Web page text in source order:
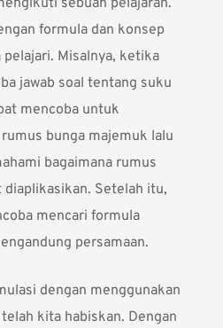
sebuah pelajaran.
formula dan konsep
Misalnya, ketika
jawab soal tentang suku
mencoba untuk
bunga majemuk lalu
bagaimana rumus
Setelah itu,
mencari formula
persamaan.
dengan menggunakan
kita habiskan. Dengan